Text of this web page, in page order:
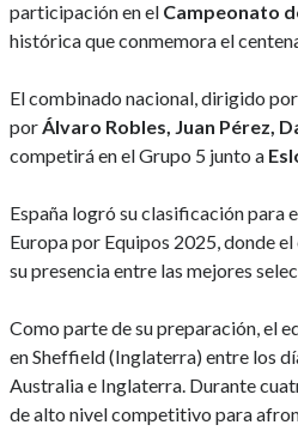
participación en el Campeonato
histórica que conmemora el
El combinado nacional, dirigido
porÁlvaro Robles, Juan Pérez,
competirá en el Grupo 5 junto a
España logró su clasificación para
Europa por Equipos 2025, donde
su presencia entre las mejores
Como parte de su preparación, el
en Sheffield (Inglaterra) entre los
Australia e Inglaterra. Durante
de alto nivel competitivo para